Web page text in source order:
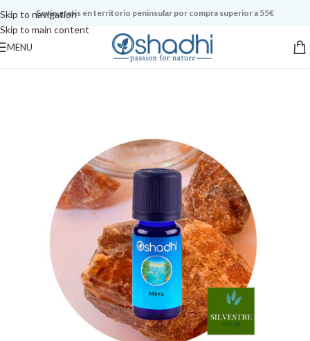
Skip to navigation
Skip to main content
Envío gratis en territorio peninsular por compra superior a 55€
MENU